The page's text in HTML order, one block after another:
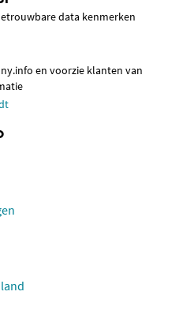
data kenmerken
en voorzie klanten van